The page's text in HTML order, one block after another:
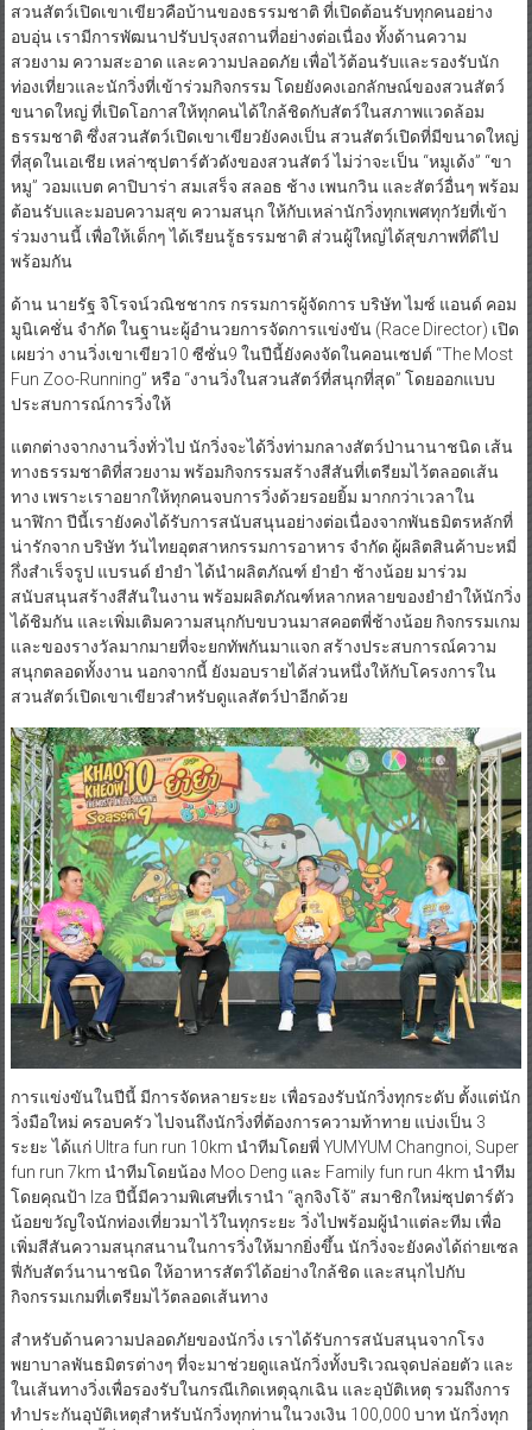
สวนสัตว์เปิดเขาเขียวคือบ้านของธรรมชาติ ที่เปิดต้อนรับทุกคนอย่าง
อบอุ่น เรามีการพัฒนาปรับปรุงสถานที่อย่างต่อเนื่อง ทั้งด้านความ
สวยงาม ความสะอาด และความปลอดภัย เพื่อไว้ต้อนรับและรองรับนัก
ท่องเที่ยวและนักวิ่งที่เข้าร่วมกิจกรรม โดยยังคงเอกลักษณ์ของสวนสัตว์
ขนาดใหญ่ ที่เปิดโอกาสให้ทุกคนได้ใกล้ชิดกับสัตว์ในสภาพแวดล้อม
ธรรมชาติ ซึ่งสวนสัตว์เปิดเขาเขียวยังคงเป็น สวนสัตว์เปิดที่มีขนาดใหญ่
ที่สุดในเอเชีย เหล่าซุปตาร์ตัวดังของสวนสัตว์ ไม่ว่าจะเป็น “หมูเด้ง” “ขา
หมู” วอมแบต คาปิบาร่า สมเสร็จ สลอธ ช้าง เพนกวิน และสัตว์อื่นๆ พร้อม
ต้อนรับและมอบความสุข ความสนุก ให้กับเหล่านักวิ่งทุกเพศทุกวัยที่เข้า
ร่วมงานนี้ เพื่อให้เด็กๆ ได้เรียนรู้ธรรมชาติ ส่วนผู้ใหญ่ได้สุขภาพที่ดีไป
พร้อมกัน
ด้าน นายรัฐ จิโรจน์วณิชชากร กรรมการผู้จัดการ บริษัท ไมซ์ แอนด์ คอม
มูนิเคชั่น จำกัด ในฐานะผู้อำนวยการจัดการแข่งขัน (Race Director) เปิด
เผยว่า งานวิ่งเขาเขียว10 ซีซั่น9 ในปีนี้ยังคงจัดในคอนเซปต์ “The Most
Fun Zoo-Running” หรือ “งานวิ่งในสวนสัตว์ที่สนุกที่สุด” โดยออกแบบ
ประสบการณ์การวิ่งให้
แตกต่างจากงานวิ่งทั่วไป นักวิ่งจะได้วิ่งท่ามกลางสัตว์ป่านานาชนิด เส้น
ทางธรรมชาติที่สวยงาม พร้อมกิจกรรมสร้างสีสันที่เตรียมไว้ตลอดเส้น
ทาง เพราะเราอยากให้ทุกคนจบการวิ่งด้วยรอยยิ้ม มากกว่าเวลาใน
นาฬิกา ปีนี้เรายังคงได้รับการสนับสนุนอย่างต่อเนื่องจากพันธมิตรหลักที่
น่ารักจาก บริษัท วันไทยอุตสาหกรรมการอาหาร จำกัด ผู้ผลิตสินค้าบะหมี่
กึ่งสำเร็จรูป แบรนด์ ยำยำ ได้นำผลิตภัณฑ์ ยำยำ ช้างน้อย มาร่วม
สนับสนุนสร้างสีสันในงาน พร้อมผลิตภัณฑ์หลากหลายของยำยำให้นักวิ่ง
ได้ชิมกัน และเพิ่มเติมความสนุกกับขบวนมาสคอตพี่ช้างน้อย กิจกรรมเกม
และของรางวัลมากมายที่จะยกทัพกันมาแจก สร้างประสบการณ์ความ
สนุกตลอดทั้งงาน นอกจากนี้ ยังมอบรายได้ส่วนหนึ่งให้กับโครงการใน
สวนสัตว์เปิดเขาเขียวสำหรับดูแลสัตว์ป่าอีกด้วย
การแข่งขันในปีนี้ มีการจัดหลายระยะ เพื่อรองรับนักวิ่งทุกระดับ ตั้งแต่นัก
วิ่งมือใหม่ ครอบครัว ไปจนถึงนักวิ่งที่ต้องการความท้าทาย แบ่งเป็น 3
ระยะ ได้แก่ Ultra fun run 10km นำทีมโดยพี่ YUMYUM Changnoi, Super
fun run 7km นำทีมโดยน้อง Moo Deng และ Family fun run 4km นำทีม
โดยคุณป้า Iza ปีนี้มีความพิเศษที่เรานำ “ลูกจิงโจ้” สมาชิกใหม่ซุปตาร์ตัว
น้อยขวัญใจนักท่องเที่ยวมาไว้ในทุกระยะ วิ่งไปพร้อมผู้นำแต่ละทีม เพื่อ
เพิ่มสีสันความสนุกสนานในการวิ่งให้มากยิ่งขึ้น นักวิ่งจะยังคงได้ถ่ายเซล
ฟี่กับสัตว์นานาชนิด ให้อาหารสัตว์ได้อย่างใกล้ชิด และสนุกไปกับ
กิจกรรมเกมที่เตรียมไว้ตลอดเส้นทาง
สำหรับด้านความปลอดภัยของนักวิ่ง เราได้รับการสนับสนุนจากโรง
พยาบาลพันธมิตรต่างๆ ที่จะมาช่วยดูแลนักวิ่งทั้งบริเวณจุดปล่อยตัว และ
ในเส้นทางวิ่งเพื่อรองรับในกรณีเกิดเหตุฉุกเฉิน และอุบัติเหตุ รวมถึงการ
ทำประกันอุบัติเหตุสำหรับนักวิ่งทุกท่านในวงเงิน 100,000 บาท นักวิ่งทุก